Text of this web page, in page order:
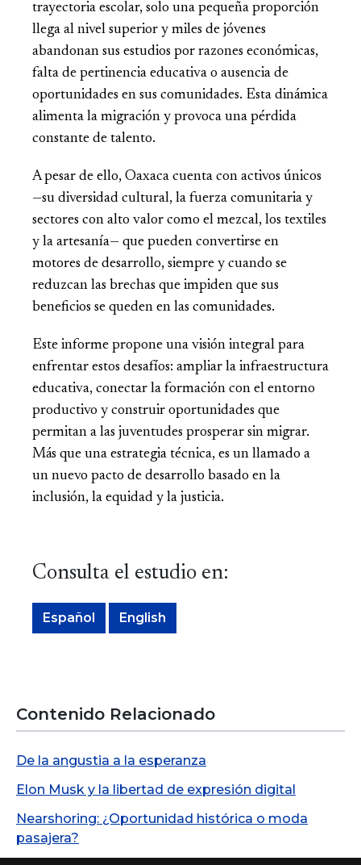
trayectoria escolar, solo una pequeña proporción
llega al nivel superior y miles de jóvenes
abandonan sus estudios por razones económicas,
falta de pertinencia educativa o ausencia de
oportunidades en sus comunidades. Esta dinámica
alimenta la migración y provoca una pérdida
constante de talento.
A pesar de ello, Oaxaca cuenta con activos únicos
—su diversidad cultural, la fuerza comunitaria y
sectores con alto valor como el mezcal, los textiles
y la artesanía— que pueden convertirse en
motores de desarrollo, siempre y cuando se
reduzcan las brechas que impiden que sus
beneficios se queden en las comunidades.
Este informe propone una visión integral para
enfrentar estos desafíos: ampliar la infraestructura
educativa, conectar la formación con el entorno
productivo y construir oportunidades que
permitan a las juventudes prosperar sin migrar.
Más que una estrategia técnica, es un llamado a
un nuevo pacto de desarrollo basado en la
inclusión, la equidad y la justicia.
Consulta el estudio en:
Español English
Contenido Relacionado
De la angustia a la esperanza
Elon Musk y la libertad de expresión digital
Nearshoring: ¿Oportunidad histórica o moda
pasajera?